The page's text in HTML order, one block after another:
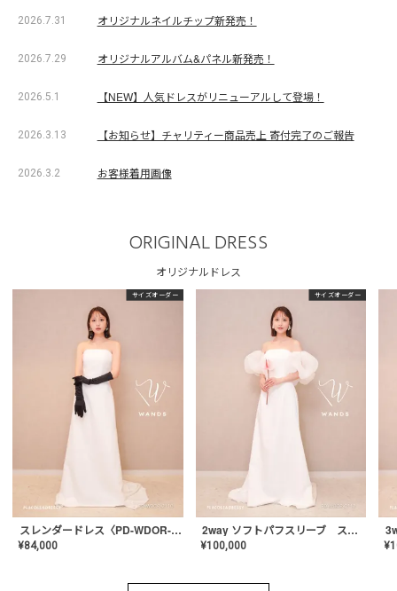
2026.7.31 オリジナルネイルチップ新発売！
2026.7.29 オリジナルアルバム&パネル新発売！
2026.5.1 【NEW】人気ドレスがリニューアルして登場！
2026.3.13 【お知らせ】チャリティー商品売上 寄付完了のご報告
2026.3.2 お客様着用画像
ORIGINAL DRESS
オリジナルドレス
サイズオーダー
スレンダードレス〈PD-WDOR-2110〉
¥84,000
サイズオーダー
2way ソフトパフスリーブ スレンダードレス〈PD-WDOR-2112〉
¥100,000 ¥